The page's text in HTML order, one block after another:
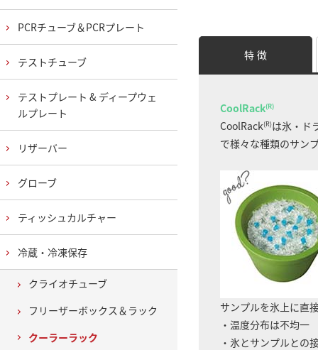
特 徴
CoolRack(R)
CoolRack(R)は氷・ド
で様々な種類のサン
サンプルを氷上に直
・温度分布は不均一
・氷とサンプルとの
PCRチューブ＆PCRプレート
テストチューブ
テストプレート & ディープウェ
ルプレート
リザーバー
グローブ
ティッシュカルチャー
冷蔵・冷凍保存
クライオチューブ
フリーザーボックス＆ラック
クーラーラック